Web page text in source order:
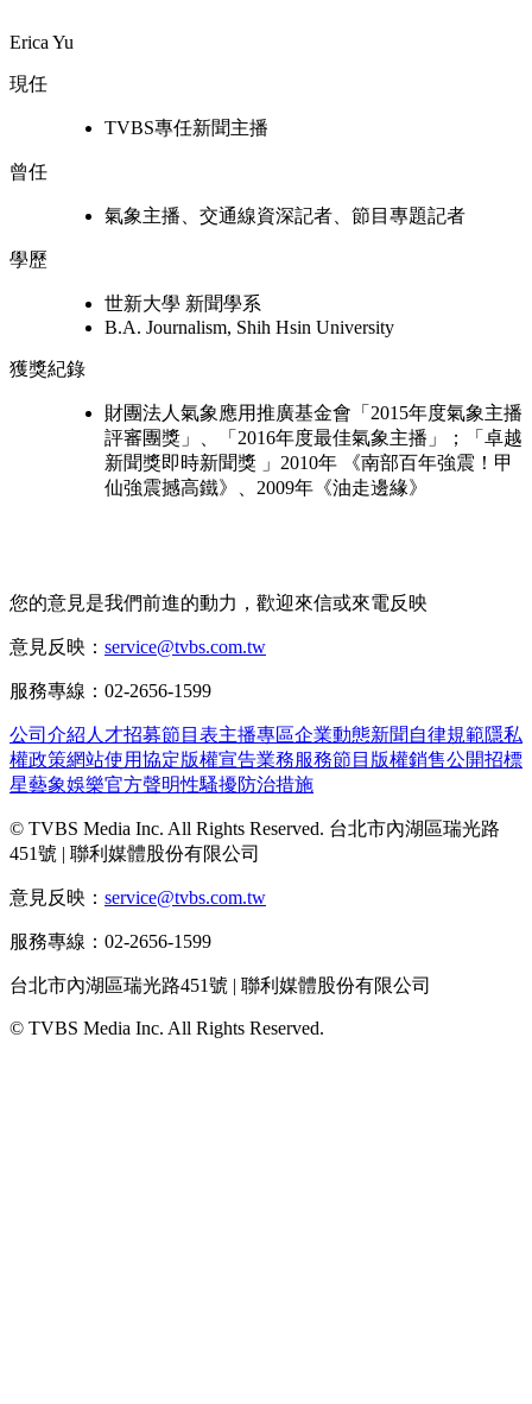
Erica Yu
現任
TVBS專任新聞主播
曾任
氣象主播、交通線資深記者、節目專題記者
學歷
世新大學 新聞學系
B.A. Journalism, Shih Hsin University
獲獎紀錄
財團法人氣象應用推廣基金會「2015年度氣象主播
評審團獎」、「2016年度最佳氣象主播」；「卓越
新聞獎即時新聞獎 」2010年 《南部百年強震！甲
仙強震撼高鐵》、2009年《油走邊緣》
您的意見是我們前進的動力，歡迎來信或來電反映
意見反映： service@tvbs.com.tw
服務專線：02-2656-1599
公司介紹 人才招募節目表主播專區企業動態新聞自律規範隱私
權政策網站使用協定版權宣告業務服務節目版權銷售公開招標
星藝象娛樂官方聲明性騷擾防治措施
© TVBS Media Inc. All Rights Reserved. 台北市內湖區瑞光路
451號 | 聯利媒體股份有限公司
意見反映： service@tvbs.com.tw
服務專線：02-2656-1599
台北市內湖區瑞光路451號 | 聯利媒體股份有限公司
© TVBS Media Inc. All Rights Reserved.